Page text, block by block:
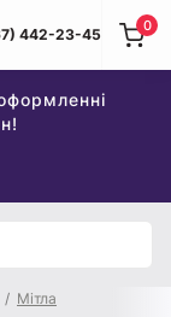
442-23-45 0
Мітла